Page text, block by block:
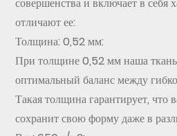
отличают ее:
Толщина: 0,52 мм:
При толщине 0,52 мм наша ткань
оптимальный баланс между
Такая толщина гарантирует, что
сохранит свою форму даже в